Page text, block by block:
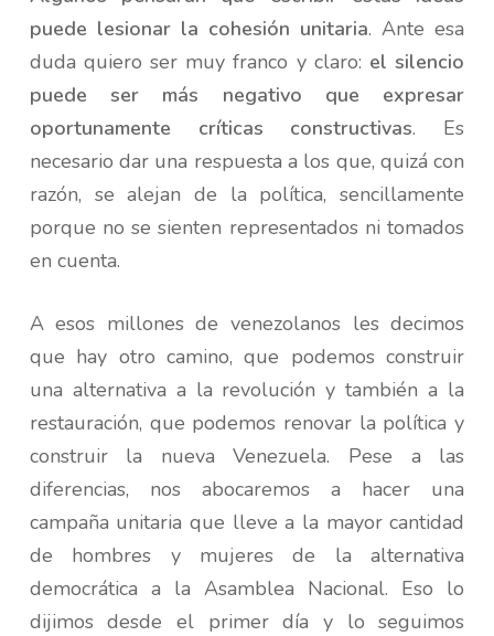
puede lesionar la cohesión unitaria. Ante esa
duda quiero ser muy franco y claro: el silencio
puede ser más negativo que expresar
oportunamente críticas constructivas. Es
necesario dar una respuesta a los que, quizá con
razón, se alejan de la política, sencillamente
porque no se sienten representados ni tomados
en cuenta.
A esos millones de venezolanos les decimos
que hay otro camino, que podemos construir
una alternativa a la revolución y también a la
restauración, que podemos renovar la política y
construir la nueva Venezuela. Pese a las
diferencias, nos abocaremos a hacer una
campaña unitaria que lleve a la mayor cantidad
de hombres y mujeres de la alternativa
democrática a la Asamblea Nacional. Eso lo
dijimos desde el primer día y lo seguimos